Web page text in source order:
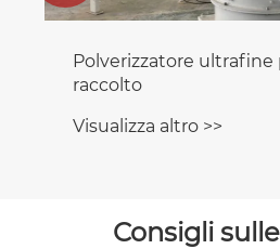
Polverizzatore ultrafine
raccolto
Visualizza altro >>
Consigli